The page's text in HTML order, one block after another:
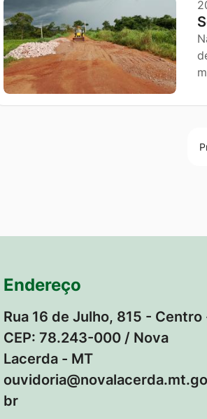
Endereço
Rua 16 de Julho, 815 - Centro
CEP: 78.243-000 / Nova
Lacerda - MT
br